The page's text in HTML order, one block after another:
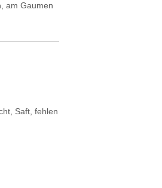
am Gaumen
Saft, fehlen